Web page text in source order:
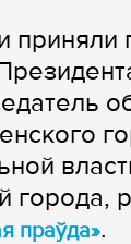
города,
праўда».